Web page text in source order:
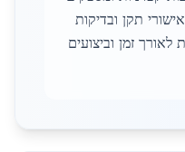
תקן ובדיקות
לאורך זמן וביצועים